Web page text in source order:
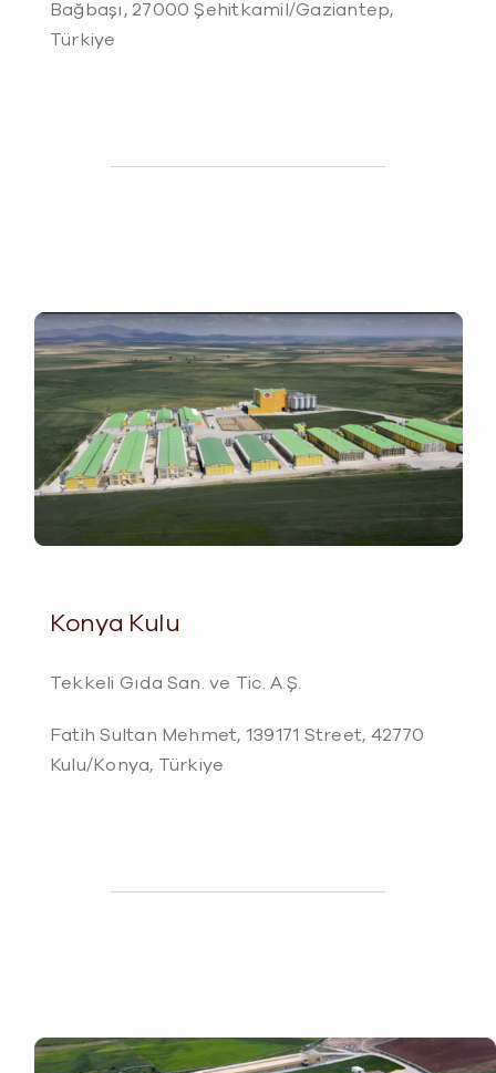
Bağbaşı, 27000 Şehitkamil/Gaziantep,
Türkiye
Konya Kulu
Tekkeli Gıda San. ve Tic. A.Ş.
Fatih Sultan Mehmet, 139171 Street, 42770
Kulu/Konya, Türkiye
OUR STORY
LOCATIONS
GALLERY
PRODUCTS
BLOG